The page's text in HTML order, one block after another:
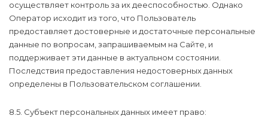
осуществляет контроль за их дееспособностью. Однако
Оператор исходит из того, что Пользователь
предоставляет достоверные и достаточные персональные
данные по вопросам, запрашиваемым на Сайте, и
поддерживает эти данные в актуальном состоянии.
Последствия предоставления недостоверных данных
определены в Пользовательском соглашении.
8.5. Субъект персональных данных имеет право: